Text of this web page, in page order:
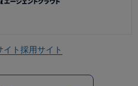
イト採用サイト